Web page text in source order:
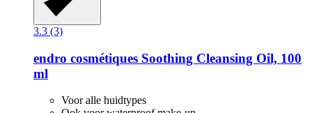
3.3 (3)
endro cosmétiques Soothing Cleansing Oil, 100
ml
Voor alle huidtypes